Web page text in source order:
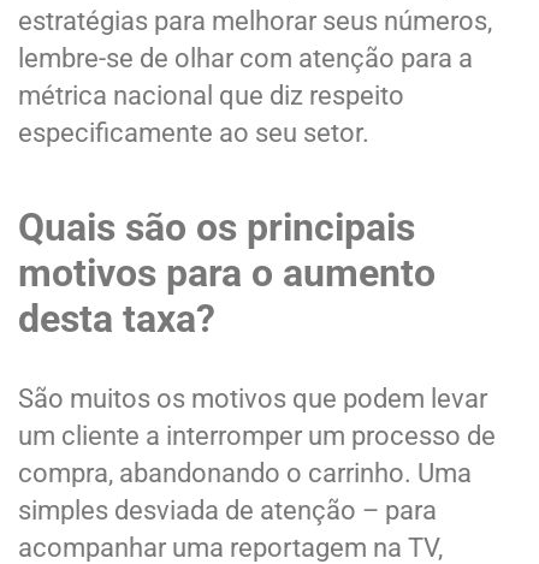
estratégias para melhorar seus números,
lembre-se de olhar com atenção para a
métrica nacional que diz respeito
especificamente ao seu setor.
Quais são os principais
motivos para o aumento
desta taxa?
São muitos os motivos que podem levar
um cliente a interromper um processo de
compra, abandonando o carrinho. Uma
simples desviada de atenção – para
acompanhar uma reportagem na TV,